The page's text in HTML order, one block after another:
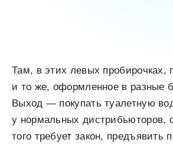
Там, в этих левых пробирочках,
и то же, оформленное в разные
Выход — покупать туалетную
у нормальных дистрибьюторов,
того требует закон, предъявить